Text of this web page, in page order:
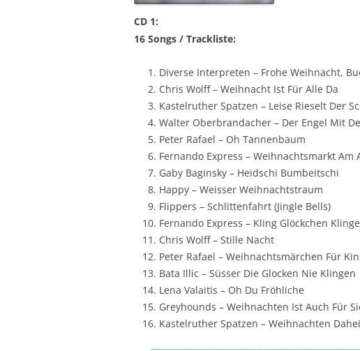
CD 1:
16 Songs / Trackliste:
Diverse Interpreten – Frohe Weihnacht,
Chris Wolff – Weihnacht Ist Für Alle Da
Kastelruther Spatzen – Leise Rieselt Der
Walter Oberbrandacher – Der Engel Mit
Peter Rafael – Oh Tannenbaum
Fernando Express – Weihnachtsmarkt Am
Gaby Baginsky – Heidschi Bumbeitschi
Happy – Weisser Weihnachtstraum
Flippers – Schlittenfahrt (Jingle Bells)
Fernando Express – Kling Glöckchen
Chris Wolff – Stille Nacht
Peter Rafael – Weihnachtsmärchen Für
Bata Illic – Süsser Die Glocken Nie Klingen
Lena Valaitis – Oh Du Fröhliche
Greyhounds – Weihnachten Ist Auch Für
Kastelruther Spatzen – Weihnachten